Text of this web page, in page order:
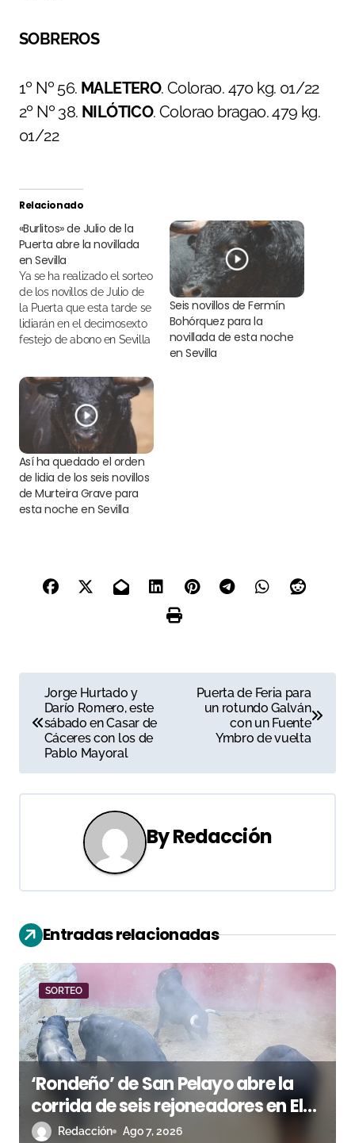
SOBREROS
1º Nº 56. MALETERO. Colorao. 470 kg. 01/22
2º Nº 38. NILÓTICO. Colorao bragao. 479 kg.
01/22
Relacionado
«Burlitos» de Julio de la
Puerta abre la novillada
en Sevilla
Ya se ha realizado el sorteo
de los novillos de Julio de
la Puerta que esta tarde se
lidiarán en el decimosexto
festejo de abono en Sevilla
Seis novillos de Fermín
Bohórquez para la
novillada de esta noche
en Sevilla
Así ha quedado el orden
de lidia de los seis novillos
de Murteira Grave para
esta noche en Sevilla
a
e
c
i
ó
n
d
e
e
n
Jorge Hurtado y
Darío Romero, este
sábado en Casar de
Cáceres con los de
Pablo Mayoral
Puerta de Feria para
un rotundo Galván
con un Fuente
Ymbro de vuelta
ByRedacción
Entradas relacionadas
SORTEO
‘Rondeño’ de San Pelayo abre la
corrida de seis rejoneadores en El
Puerto de Santa María esta noche
Redacción Ago 7, 2026